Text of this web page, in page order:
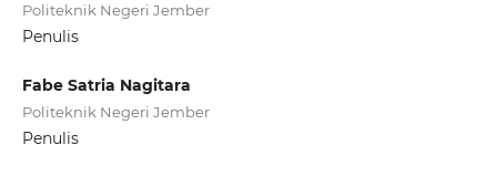
Politeknik Negeri Jember
Penulis
Fabe Satria Nagitara
Politeknik Negeri Jember
Penulis